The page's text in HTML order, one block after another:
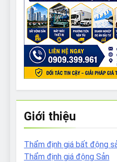
Giới thiệu
Thẩm định giá bất động
Thẩm định giá động Sản